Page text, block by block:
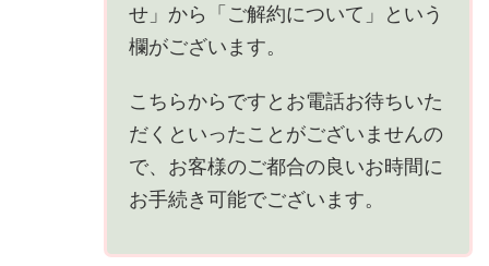
せ」から「ご解約について」という
欄がございます。
こちらからですとお電話お待ちいた
だくといったことがございませんの
で、お客様のご都合の良いお時間に
お手続き可能でございます。